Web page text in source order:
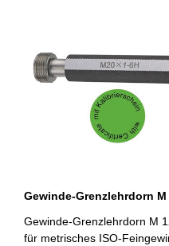
Gewinde-Grenzlehrdorn M
für metrisches ISO-